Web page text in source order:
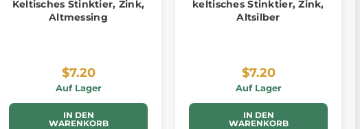
Keltisches Stinktier, Zink,
Altmessing
$7.20
Auf Lager
IN DEN
WARENKORB
keltisches Stinktier, Zink,
Altsilber
$7.20
Auf Lager
IN DEN
WARENKORB